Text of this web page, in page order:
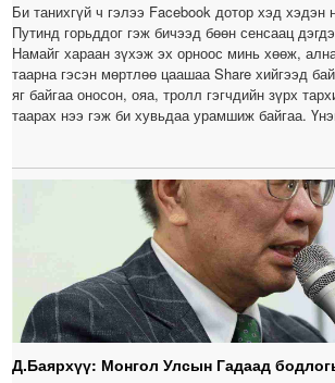
Би танихгүй ч гэлээ Facebook дотор хэд хэдэн
Путинд горьддог гэж бичээд бөөн сенсаац
Намайг хараан зүхэж эх орноос минь хөөж,
таарна гэсэн мөртлөө цаашаа Share хийгээд
яг байгаа оносон, ояа, тролл гэгчдийн зүрх
таарах нээ гэж би хувьдаа урамшиж байгаа.
Д.Баярхүү: Монгол Улсын Гадаад